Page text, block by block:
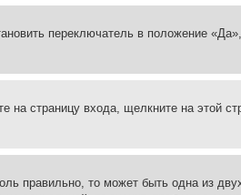
переключатель в положение
на страницу входа, щелкните на этой
правильно, то может быть одна из